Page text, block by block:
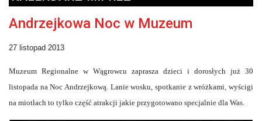
Andrzejkowa Noc w Muzeum
27 listopad 2013
Muzeum Regionalne w Wągrowcu zaprasza dzieci i dorosłych już 30
listopada na Noc Andrzejkową. Lanie wosku, spotkanie z wróżkami, wyścigi
na miotłach to tylko część atrakcji jakie przygotowano specjalnie dla Was.